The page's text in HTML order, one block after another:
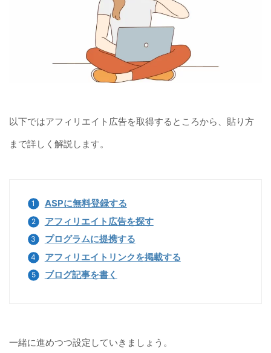
以下ではアフィリエイト広告を取得するところから、貼り方
まで詳しく解説します。
ASPに無料登録する
アフィリエイト広告を探す
プログラムに提携する
アフィリエイトリンクを掲載する
ブログ記事を書く
一緒に進めつつ設定していきましょう。